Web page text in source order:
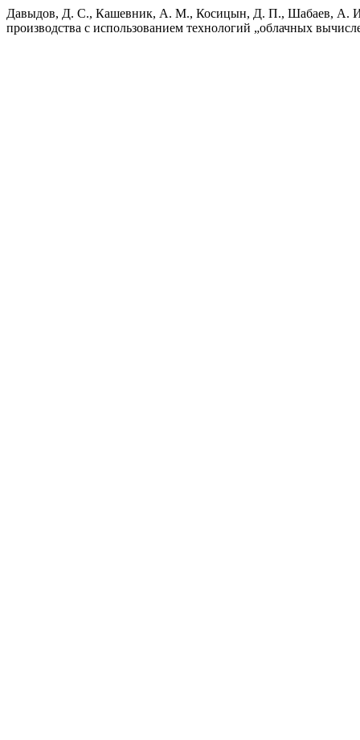
Давыдов, Д. С., Кашевник, А. М., Косицын, Д. П., Шабаев, А.
производства с использованием технологий „облачных